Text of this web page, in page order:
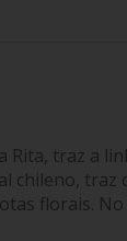
Rita, traz a
chileno,
florais.